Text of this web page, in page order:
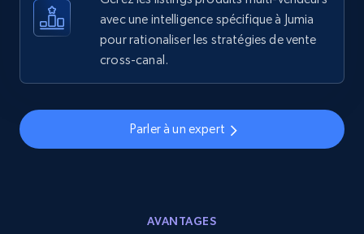
5.6K+ 875+ Commencer
avec une intelligence spécifique à Jumia
pour rationaliser les stratégies de vente
cross-canal.
Parler à un expert
AVANTAGES